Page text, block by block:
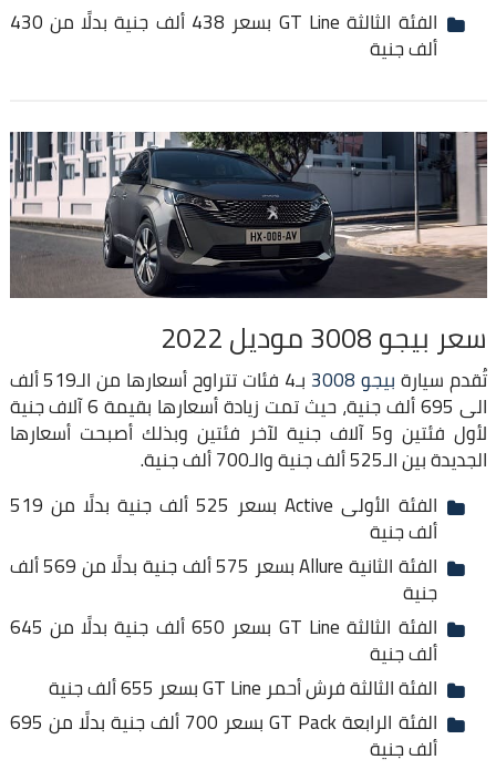
الفئة الثالثة GT Line بسعر 438 ألف جنية بدلًا من 430
ألف جنية
سعر بيجو 3008 موديل 2022
تُقدم سيارةبيجو 3008 بـ4 فئات تتراوح أسعارها من الـ519 ألف
الى 695 ألف جنية، حيث تمت زيادة أسعارها بقيمة 6 آلاف جنية
لأول فئتين و5 آلاف جنية لآخر فئتين وبذلك أصبحت أسعارها
الجديدة بين الـ525 ألف جنية والـ700 ألف جنية.
الفئة الأولى Active بسعر 525 ألف جنية بدلًا من 519
ألف جنية
الفئة الثانية Allure بسعر 575 ألف جنية بدلًا من 569 ألف
جنية
الفئة الثالثة GT Line بسعر 650 ألف جنية بدلًا من 645
ألف جنية
الفئة الثالثة فرش أحمر GT Line بسعر 655 ألف جنية
الفئة الرابعة GT Pack بسعر 700 ألف جنية بدلًا من 695
ألف جنية